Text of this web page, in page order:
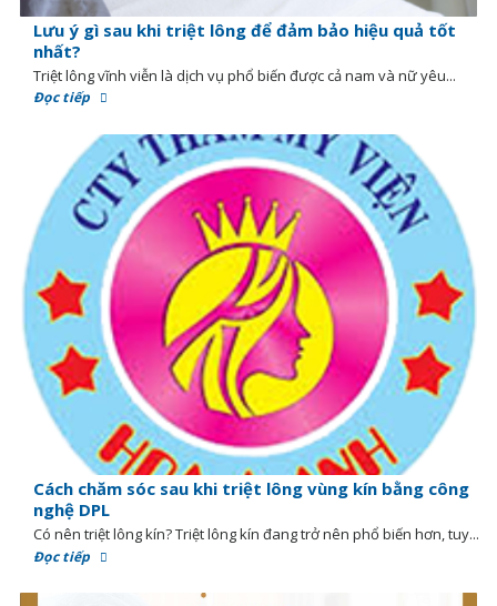
Lưu ý gì sau khi triệt lông để đảm bảo hiệu quả tốt
nhất?
Triệt lông vĩnh viễn là dịch vụ phổ biến được cả nam và nữ yêu...
Đọc tiếp
Cách chăm sóc sau khi triệt lông vùng kín bằng công
nghệ DPL
Có nên triệt lông kín? Triệt lông kín đang trở nên phổ biến hơn, tuy...
Đọc tiếp